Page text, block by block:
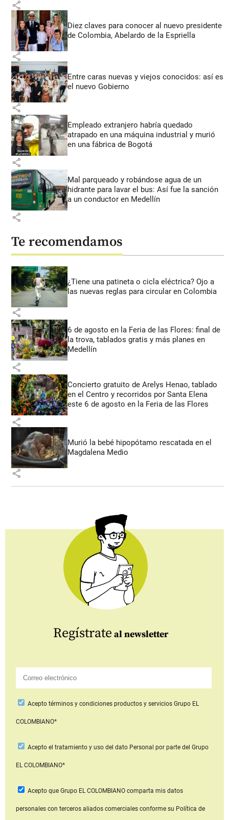
share
Diez claves para conocer al nuevo presidente
de Colombia, Abelardo de la Espriella
share
Entre caras nuevas y viejos conocidos: así es
el nuevo Gobierno
share
Empleado extranjero habría quedado
atrapado en una máquina industrial y murió
en una fábrica de Bogotá
share
Mal parqueado y robándose agua de un
hidrante para lavar el bus: Así fue la sanción
a un conductor en Medellín
share
Te recomendamos
¿Tiene una patineta o cicla eléctrica? Ojo a
las nuevas reglas para circular en Colombia
share
6 de agosto en la Feria de las Flores: final de
la trova, tablados gratis y más planes en
Medellín
share
Concierto gratuito de Arelys Henao, tablado
en el Centro y recorridos por Santa Elena
este 6 de agosto en la Feria de las Flores
share
Murió la bebé hipopótamo rescatada en el
Magdalena Medio
share
Regístrate al newsletter
Aceptotérminos y condiciones productos y serviciosGrupo EL
COLOMBIANO*
Acepto el tratamiento y uso del dato Personal por parte del Grupo
EL COLOMBIANO*
Acepto que Grupo EL COLOMBIANOcomparta mis datos
personales con terceros aliados comerciales conforme su Política de